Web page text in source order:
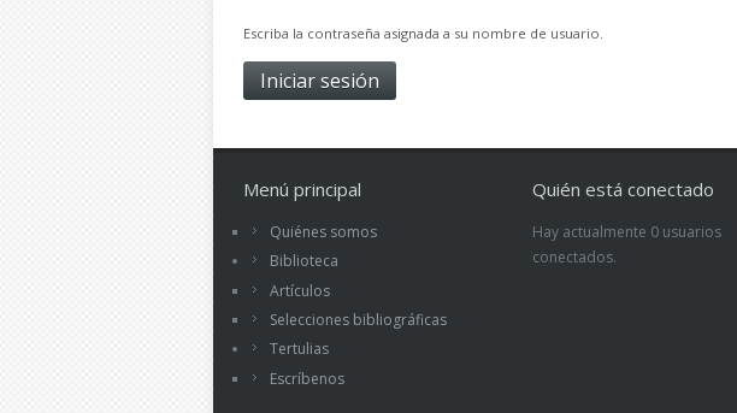
Escriba la contraseña asignada a su nombre de usuario.
Menú principal
Quiénes somos
Biblioteca
Artículos
Selecciones bibliográficas
Tertulias
Escríbenos
Quién está conectado
Hay actualmente 0 usuarios
conectados.